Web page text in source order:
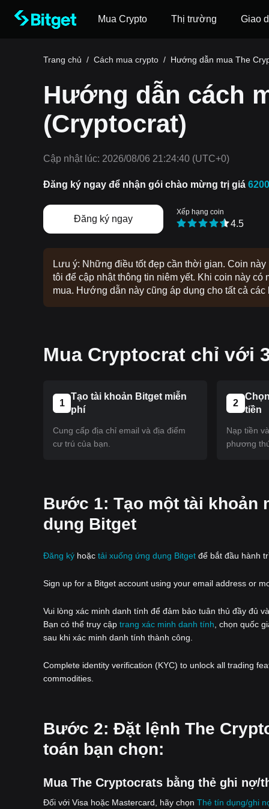
Mua Crypto Thị trường Giao
Trang chủ / Cách mua crypto / Hướng dẫn mua The
Hướng dẫn cách
(Cryptocrat)
Cập nhật lúc: 2026/08/06 21:24:40 (UTC+0)
Đăng ký ngay để nhận gói chào mừng trị giá
Đăng ký ngay
Xếp hạng coin
4.5
Lưu ý: Những điều tốt đẹp cần thời gian. Coin
tôi để cập nhật thông tin niêm yết. Khi coin này
mua. Hướng dẫn này cũng áp dụng cho tất cả
Mua Cryptocrat chỉ với
1
Tạo tài khoản Bitget miễn
phí
Cung cấp địa chỉ email và địa điểm
cư trú của bạn.
2
tiền
Nạp tiền
phương
‌Bước 1: Tạo một tài khoản
dụng Bitget
Đăng ký hoặc tải xuống ứng dụng Bitget để bắt đầu hành
Sign up for a Bitget account using your email address or
Vui lòng xác minh danh tính để đảm bảo tuân thủ đầy đủ
Bạn có thể truy cập trang xác minh danh tính , chọn quốc
sau khi xác minh danh tính thành công.
Complete identity verification (KYC) to unlock all trading
commodities.
‌Bước 2: Đặt lệnh The
toán bạn chọn:
Mua The Cryptocrats bằng thẻ ghi nợ/
Đối với Visa hoặc Mastercard, hãy chọn Thẻ tín dụng/ghi